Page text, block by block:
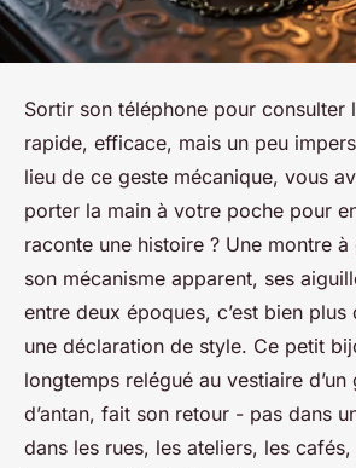
Sortir son téléphone pour consulter
rapide, efficace, mais un peu
lieu de ce geste mécanique, vous
porter la main à votre poche pour
raconte une histoire ? Une montre
son mécanisme apparent, ses
entre deux époques, c’est bien plus
une déclaration de style. Ce petit
longtemps relégué au vestiaire d’un
d’antan, fait son retour - pas dans
dans les rues, les ateliers, les